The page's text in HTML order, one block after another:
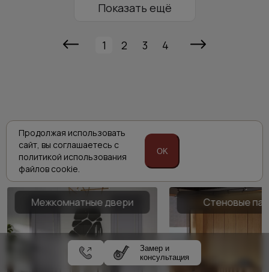
Показать ещё
1 2 3 4
Комплексные решения
Porta prima
Межкомнатные двери Стеновые
Замер и
консультация
Продолжая использовать
сайт, вы соглашаетесь с
политикой использования
файлов cookie.
OK